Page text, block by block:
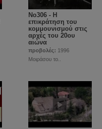
No306 - Η
επικράτηση του
κομμουνισμού στις
αρχές του 20ου
αιώνα
προβολές: 1996
Μοιράσου το..